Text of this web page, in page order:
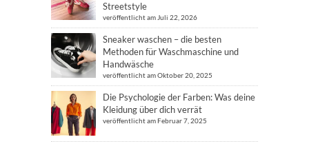
Streetstyle
veröffentlicht am Juli 22, 2026
Sneaker waschen – die besten
Methoden für Waschmaschine und
Handwäsche
veröffentlicht am Oktober 20, 2025
Die Psychologie der Farben: Was deine
Kleidung über dich verrät
veröffentlicht am Februar 7, 2025